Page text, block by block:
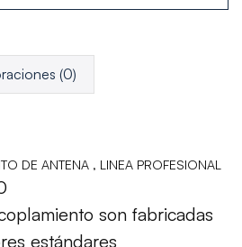
(0)
DE ANTENA , LINEA PROFESIONAL
son fabricadas
estándares